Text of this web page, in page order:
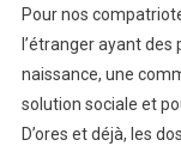
Pour nos
l’étranger ayant
naissance, une
solution sociale et
D’ores et déjà, les